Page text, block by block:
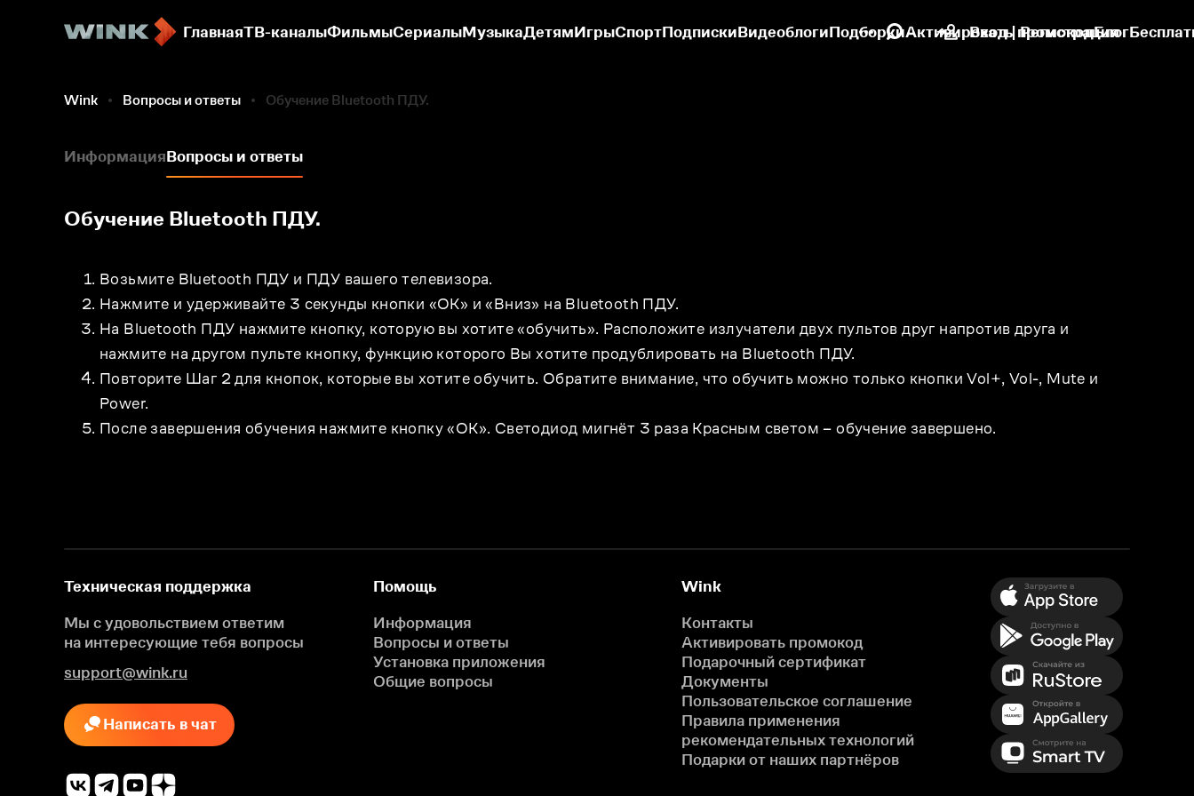
ГлавнаяТВ-каналыФильмыСериалыМузыкаДетямИгрыСпортПодпискиВидеоблогиПодборкиАктивировать промокодБлог
Вход | Регистрация
Wink Вопросы и ответы Обучение Bluetooth ПДУ.
ИнформацияВопросы и ответы
Обучение Bluetooth ПДУ.
Возьмите Bluetooth ПДУ и ПДУ вашего телевизора.
Нажмите и удерживайте 3 секунды кнопки «ОК» и «Вниз» на Bluetooth ПДУ.
На Bluetooth ПДУ нажмите кнопку, которую вы хотите «обучить». Расположите излучатели двух пультов друг напротив друга и
нажмите на другом пульте кнопку, функцию которого Вы хотите продублировать на Bluetooth ПДУ.
Повторите Шаг 2 для кнопок, которые вы хотите обучить. Обратите внимание, что обучить можно только кнопки Vol+, Vol-, Mute и
Power.
После завершения обучения нажмите кнопку «OK». Светодиод мигнёт 3 раза Красным светом – обучение завершено.
Техническая поддержка
Мы с удовольствием ответим
на интересующие тебя вопросы
support@wink.ru
Написать в чат
Помощь
Информация
Вопросы и ответы
Установка приложения
Общие вопросы
Wink
Контакты
Активировать промокод
Подарочный сертификат
Документы
Пользовательское соглашение
Правила применения
рекомендательных технологий
Подарки от наших партнёров